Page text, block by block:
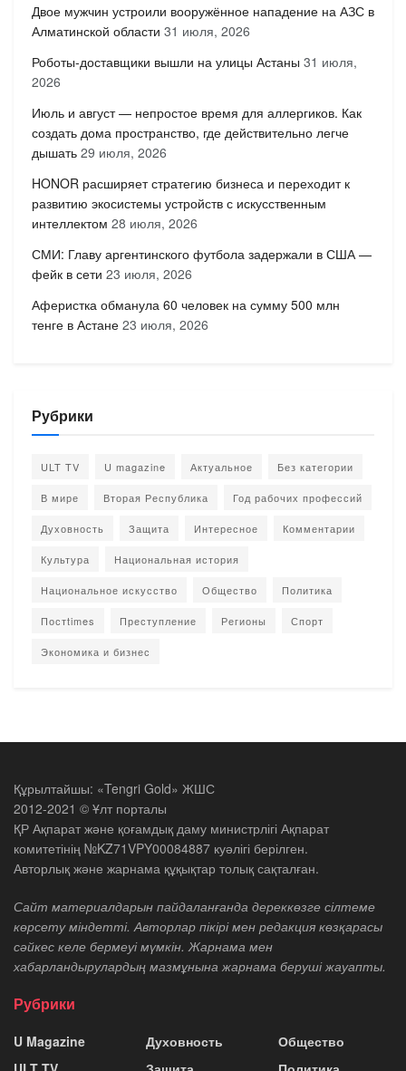
Двое мужчин устроили вооружённое нападение на АЗС в
Алматинской области 31 июля, 2026
Роботы-доставщики вышли на улицы Астаны 31 июля,
2026
Июль и август — непростое время для аллергиков. Как
создать дома пространство, где действительно легче
дышать 29 июля, 2026
HONOR расширяет стратегию бизнеса и переходит к
развитию экосистемы устройств с искусственным
интеллектом 28 июля, 2026
СМИ: Главу аргентинского футбола задержали в США —
фейк в сети 23 июля, 2026
Аферистка обманула 60 человек на сумму 500 млн
тенге в Астане 23 июля, 2026
Рубрики
ULT TV U magazine Актуальное Без категории
В мире Вторая Республика Год рабочих профессий
Духовность Защита Интересное Комментарии
Культура Национальная история
Национальное искусство Общество Политика
Постtimes Преступление Регионы Спорт
Экономика и бизнес
Құрылтайшы: «Tengri Gold» ЖШС
2012-2021 © Ұлт порталы
ҚР Ақпарат және қоғамдық даму министрлігі Ақпарат
комитетінің №KZ71VPY00084887 куәлігі берілген.
Авторлық және жарнама құқықтар толық сақталған.
Сайт материалдарын пайдаланғанда дереккөзге сілтеме
көрсету міндетті. Авторлар пікірі мен редакция көзқарасы
сәйкес келе бермеуі мүмкін. Жарнама мен
хабарландырулардың мазмұнына жарнама беруші жауапты.
Рубрики
U Magazine
Духовность
Общество